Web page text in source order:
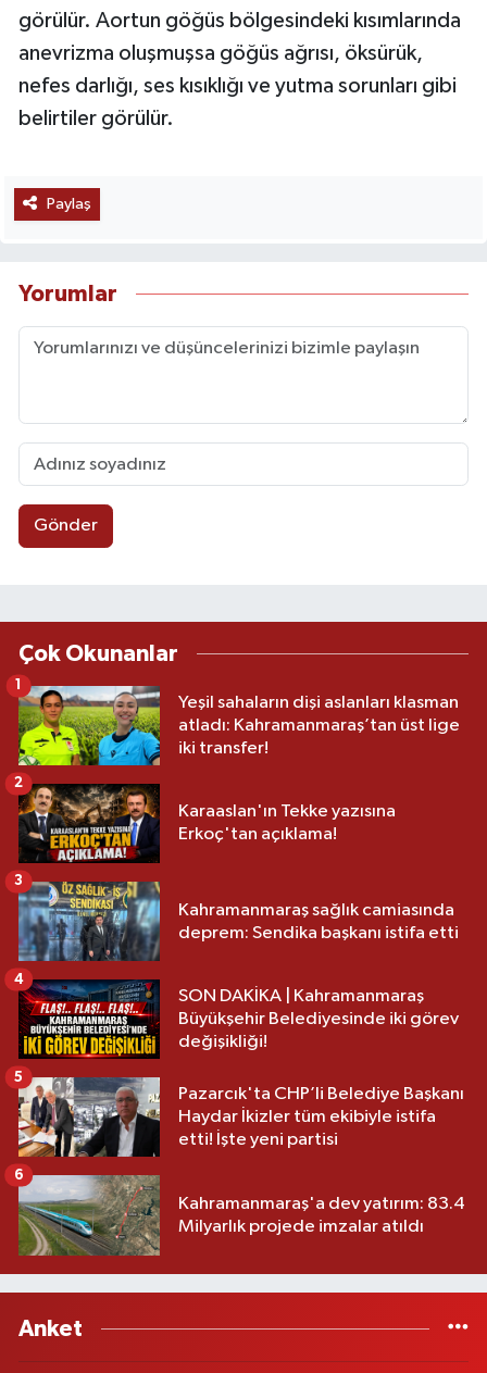
görülür. Aortun göğüs bölgesindeki kısımlarında
anevrizma oluşmuşsa göğüs ağrısı, öksürük,
nefes darlığı, ses kısıklığı ve yutma sorunları gibi
belirtiler görülür.
Paylaş
Yorumlar
Gönder
Çok Okunanlar
Yeşil sahaların dişi aslanları klasman
atladı: Kahramanmaraş’tan üst lige
iki transfer!
1
Karaaslan'ın Tekke yazısına
Erkoç'tan açıklama!
2
Kahramanmaraş sağlık camiasında
deprem: Sendika başkanı istifa etti
3
SON DAKİKA | Kahramanmaraş
Büyükşehir Belediyesinde iki görev
değişikliği!
4
Pazarcık'ta CHP’li Belediye Başkanı
Haydar İkizler tüm ekibiyle istifa
etti! İşte yeni partisi
5
Kahramanmaraş'a dev yatırım: 83.4
Milyarlık projede imzalar atıldı
6
Anket